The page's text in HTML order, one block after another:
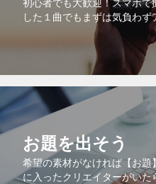
初心者でも大歓迎！スマホで
した１曲でもまずは気負わず
お題を出そう
希望の素材がなければ【お
に入ったクリエイターがいた